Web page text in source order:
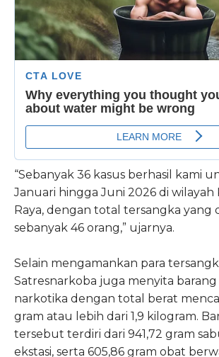
“Sebanyak 36 kasus berhasil kami
Januari hingga Juni 2026 di wilayah
Raya, dengan total tersangka yang
sebanyak 46 orang,” ujarnya.
Selain mengamankan para
Satresnarkoba juga menyita
narkotika dengan total berat
gram atau lebih dari 1,9 kilogram.
tersebut terdiri dari 941,72 gram
ekstasi, serta 605,86 gram obat